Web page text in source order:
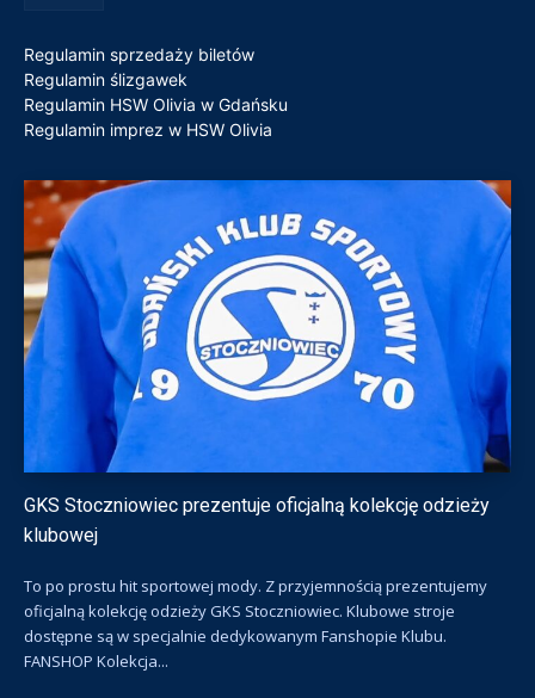
Regulamin sprzedaży biletów
Regulamin ślizgawek
Regulamin HSW Olivia w Gdańsku
Regulamin imprez w HSW Olivia
GKS Stoczniowiec prezentuje oficjalną kolekcję odzieży
klubowej
To po prostu hit sportowej mody. Z przyjemnością prezentujemy
oficjalną kolekcję odzieży GKS Stoczniowiec. Klubowe stroje
dostępne są w specjalnie dedykowanym Fanshopie Klubu.
FANSHOP Kolekcja...